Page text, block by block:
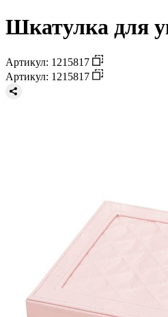
Шкатулка для
Артикул: 1215817
Артикул: 1215817